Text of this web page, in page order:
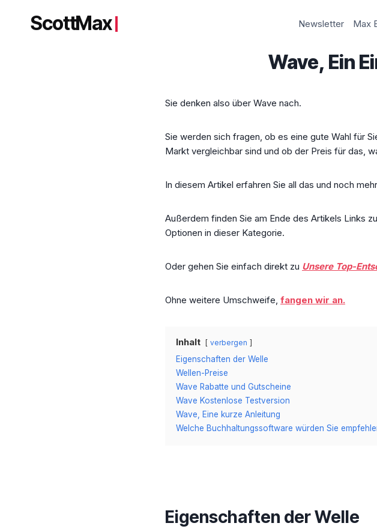
ScottMax Newsletter Max
Wave, Ein
Sie denken also über Wave nach.
Sie werden sich fragen, ob es eine gute Wahl für
Markt vergleichbar sind und ob der Preis für das,
In diesem Artikel erfahren Sie all das und noch
Außerdem finden Sie am Ende des Artikels Links
Optionen in dieser Kategorie.
Oder gehen Sie einfach direkt zu Unsere Top-
Ohne weitere Umschweife, fangen wir an.
Inhalt verbergen
Eigenschaften der Welle
Wellen-Preise
Wave Rabatte und Gutscheine
Wave Kostenlose Testversion
Wave, Eine kurze Anleitung
Welche Buchhaltungssoftware würden Sie
Eigenschaften der Welle